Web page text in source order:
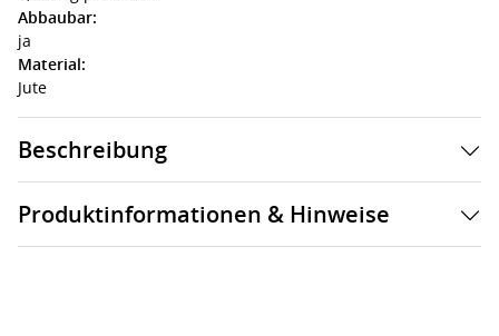
Abbaubar:
ja
Material:
Jute
Beschreibung
Produktinformationen & Hinweise